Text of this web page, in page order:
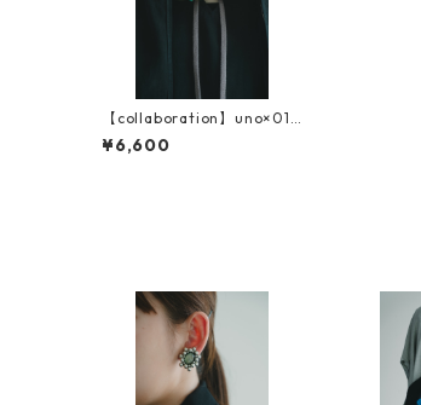
【collaboration】uno×01u
10 道行紐
¥6,600